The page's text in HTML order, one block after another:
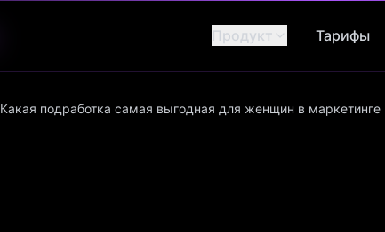
Продукт Тарифы
Какая подработка самая выгодная для женщин в маркетинге